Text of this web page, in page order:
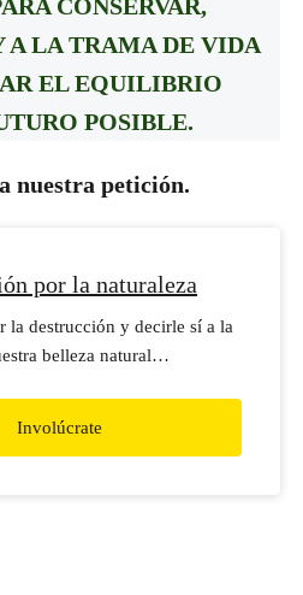
CONSERVAR,
A LA TRAMA DE VIDA
EL EQUILIBRIO
POSIBLE.
nuestra petición.
por la naturaleza
la destrucción y decirle sí a la
belleza natural
Involúcrate